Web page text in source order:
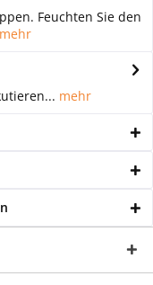
Feuchten Sie den
mehr
mehr